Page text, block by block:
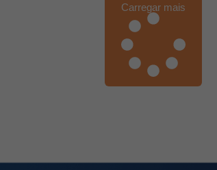
Carregar mais